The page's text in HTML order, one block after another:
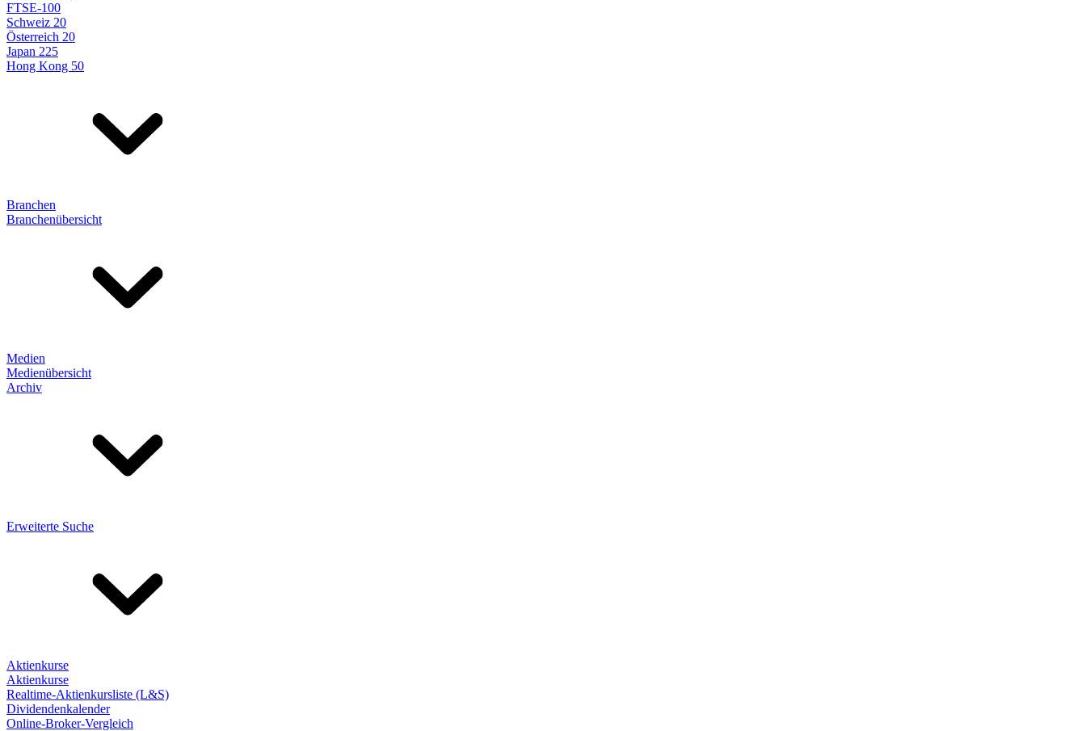
FTSE-100
Schweiz 20
Österreich 20
Japan 225
Hong Kong 50
Branchen
Branchenübersicht
Medien
Medienübersicht
Archiv
Erweiterte Suche
Aktienkurse
Aktienkurse
Realtime-Aktienkursliste (L&S)
Dividendenkalender
Online-Broker-Vergleich